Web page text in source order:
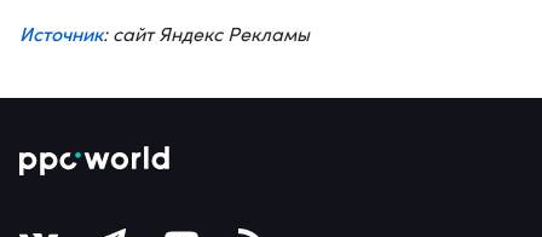
Источник: сайт Яндекс Рекламы